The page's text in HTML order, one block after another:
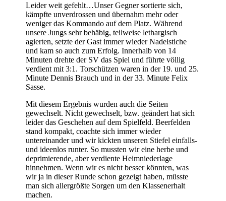
Leider weit gefehlt…Unser Gegner sortierte sich,
kämpfte unverdrossen und übernahm mehr oder
weniger das Kommando auf dem Platz. Während
unsere Jungs sehr behäbig, teilweise lethargisch
agierten, setzte der Gast immer wieder Nadelstiche
und kam so auch zum Erfolg. Innerhalb von 14
Minuten drehte der SV das Spiel und führte völlig
verdient mit 3:1. Torschützen waren in der 19. und 25.
Minute Dennis Brauch und in der 33. Minute Felix
Sasse.
Mit diesem Ergebnis wurden auch die Seiten
gewechselt. Nicht gewechselt, bzw. geändert hat sich
leider das Geschehen auf dem Spielfeld. Beerfelden
stand kompakt, coachte sich immer wieder
untereinander und wir kickten unseren Stiefel einfalls-
und ideenlos runter. So mussten wir eine herbe und
deprimierende, aber verdiente Heimniederlage
hinnehmen. Wenn wir es nicht besser könnten, was
wir ja in dieser Runde schon gezeigt haben, müsste
man sich allergrößte Sorgen um den Klassenerhalt
machen.